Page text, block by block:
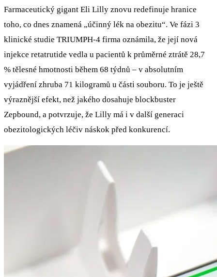
Farmaceutický gigant Eli Lilly znovu redefinuje hranice
toho, co dnes znamená „účinný lék na obezitu“. Ve fázi 3
klinické studie TRIUMPH-4 firma oznámila, že její nová
injekce retatrutide vedla u pacientů k průměrné ztrátě 28,7
% tělesné hmotnosti během 68 týdnů – v absolutním
vyjádření zhruba 71 kilogramů u části souboru. To je ještě
výraznější efekt, než jakého dosahuje blockbuster
Zepbound, a potvrzuje, že Lilly má i v další generaci
obezitologických léčiv náskok před konkurencí.